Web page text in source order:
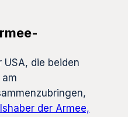
USA, die beiden
der Armee,